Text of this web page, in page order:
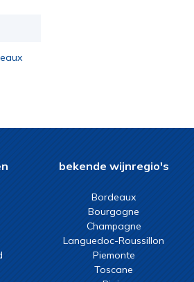
bekende wijnregio's
Bordeaux
Bourgogne
Champagne
Languedoc-Roussillon
Piemonte
Toscane